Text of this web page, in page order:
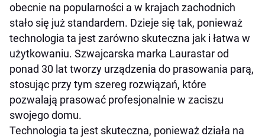
obecnie na popularności a w krajach zachodnich
stało się już standardem. Dzieje się tak, ponieważ
technologia ta jest zarówno skuteczna jak i łatwa w
użytkowaniu. Szwajcarska marka Laurastar od
ponad 30 lat tworzy urządzenia do prasowania parą,
stosując przy tym szereg rozwiązań, które
pozwalają prasować profesjonalnie w zaciszu
swojego domu.
Technologia ta jest skuteczna, ponieważ działa na